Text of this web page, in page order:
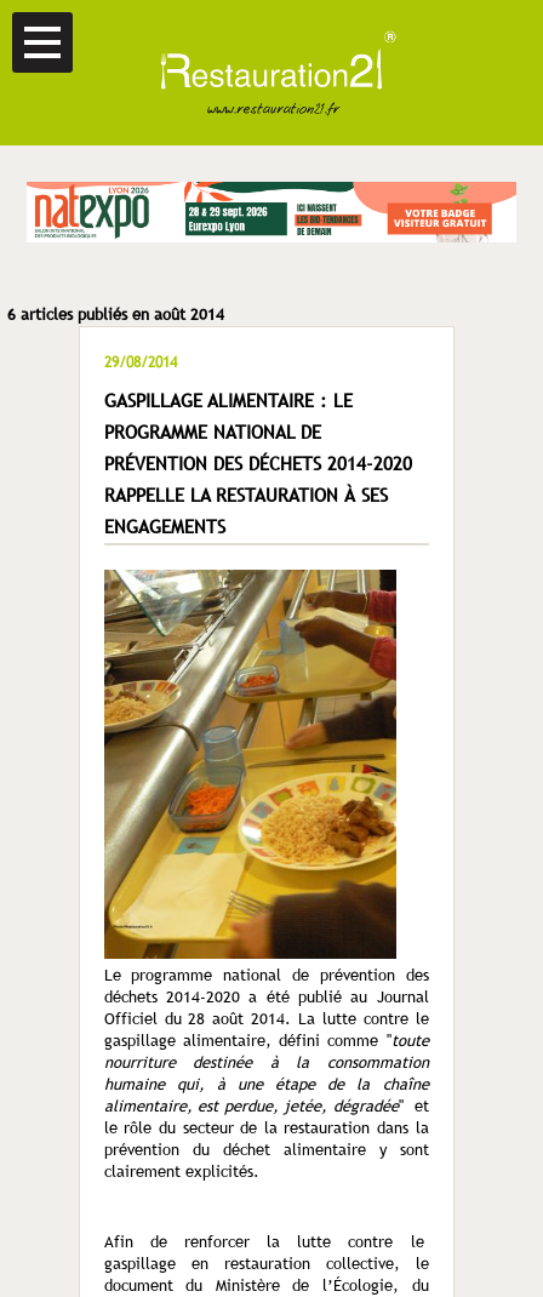
6 articles publiés en août 2014
29/08/2014
GASPILLAGE ALIMENTAIRE : LE
PROGRAMME NATIONAL DE
PRÉVENTION DES DÉCHETS 2014-2020
RAPPELLE LA RESTAURATION À SES
ENGAGEMENTS
Le programme national de prévention des
déchets 2014-2020 a été publié au Journal
Officiel du 28 août 2014. La lutte contre le
gaspillage alimentaire, défini comme "toute
nourriture destinée à la consommation
humaine qui, à une étape de la chaîne
alimentaire, est perdue, jetée, dégradée" et
le rôle du secteur de la restauration dans la
prévention du déchet alimentaire y sont
clairement explicités.
Afin de renforcer la lutte contre le
gaspillage en restauration collective, le
document du Ministère de l’Écologie, du